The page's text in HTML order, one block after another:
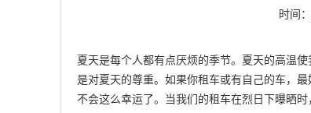
时间
夏天是每个人都有点厌烦的季节。夏天的高温
是对夏天的尊重。如果你租车或有自己的车，
不会这么幸运了。当我们的租车在烈日下曝晒时